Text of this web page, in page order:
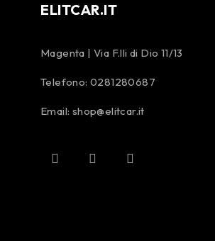
ELITCAR.IT
Magenta | Via F.lli di Dio 11/13
Telefono:0281280687
Email: shop@elitcar.it